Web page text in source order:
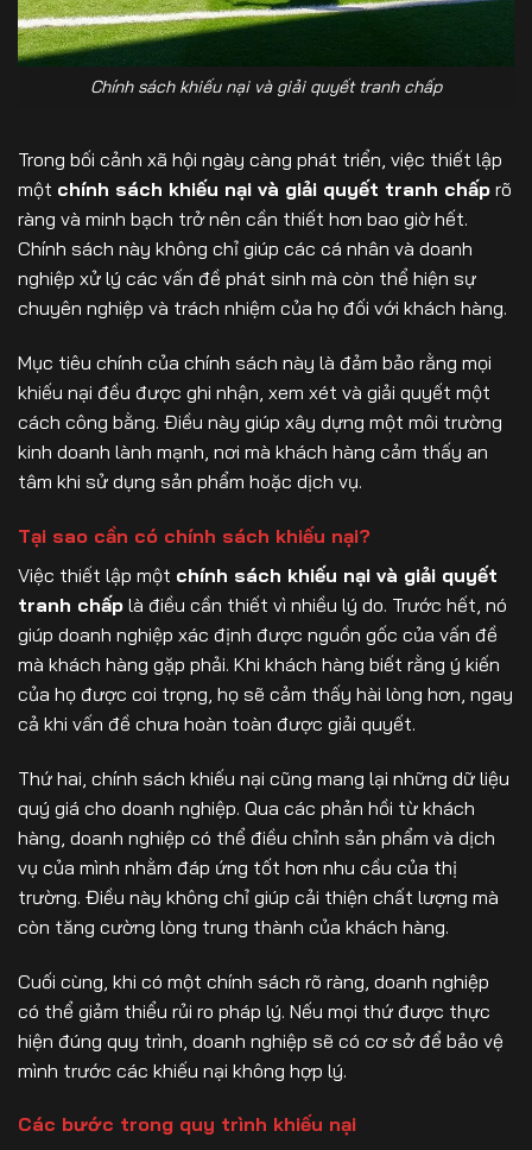
Chính sách khiếu nại và giải quyết tranh chấp
Trong bối cảnh xã hội ngày càng phát triển, việc thiết lập
một chính sách khiếu nại và giải quyết tranh chấp rõ
ràng và minh bạch trở nên cần thiết hơn bao giờ hết.
Chính sách này không chỉ giúp các cá nhân và doanh
nghiệp xử lý các vấn đề phát sinh mà còn thể hiện sự
chuyên nghiệp và trách nhiệm của họ đối với khách hàng.
Mục tiêu chính của chính sách này là đảm bảo rằng mọi
khiếu nại đều được ghi nhận, xem xét và giải quyết một
cách công bằng. Điều này giúp xây dựng một môi trường
kinh doanh lành mạnh, nơi mà khách hàng cảm thấy an
tâm khi sử dụng sản phẩm hoặc dịch vụ.
Tại sao cần có chính sách khiếu nại?
Việc thiết lập một chính sách khiếu nại và giải quyết
tranh chấp là điều cần thiết vì nhiều lý do. Trước hết, nó
giúp doanh nghiệp xác định được nguồn gốc của vấn đề
mà khách hàng gặp phải. Khi khách hàng biết rằng ý kiến
của họ được coi trọng, họ sẽ cảm thấy hài lòng hơn, ngay
cả khi vấn đề chưa hoàn toàn được giải quyết.
Thứ hai, chính sách khiếu nại cũng mang lại những dữ liệu
quý giá cho doanh nghiệp. Qua các phản hồi từ khách
hàng, doanh nghiệp có thể điều chỉnh sản phẩm và dịch
vụ của mình nhằm đáp ứng tốt hơn nhu cầu của thị
trường. Điều này không chỉ giúp cải thiện chất lượng mà
còn tăng cường lòng trung thành của khách hàng.
Cuối cùng, khi có một chính sách rõ ràng, doanh nghiệp
có thể giảm thiểu rủi ro pháp lý. Nếu mọi thứ được thực
hiện đúng quy trình, doanh nghiệp sẽ có cơ sở để bảo vệ
mình trước các khiếu nại không hợp lý.
Các bước trong quy trình khiếu nại